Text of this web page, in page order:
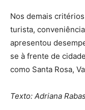
Nos demais
turista,
apresentou
se à frente de
como Santa Rosa,
Texto: Adriana